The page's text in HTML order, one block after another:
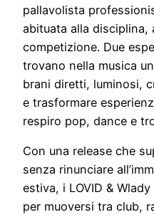
pallavolista
abituata alla disciplina,
competizione. Due
trovano nella musica
brani diretti, luminosi,
e trasformare
respiro pop, dance e
Con una release che
senza rinunciare
estiva, i LOVID &
per muoversi tra club,